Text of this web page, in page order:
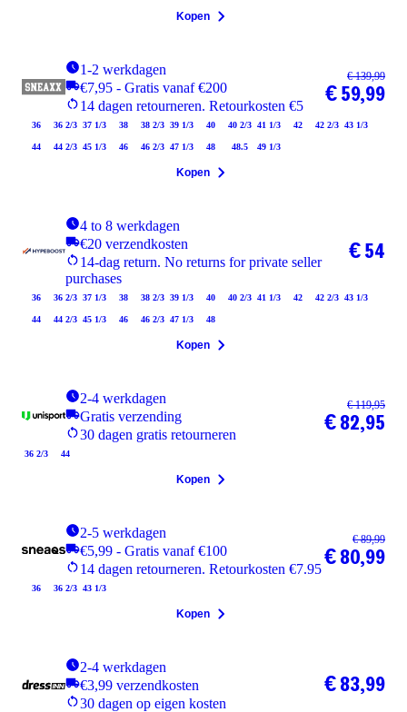
Kopen
1-2 werkdagen
€7,95 - Gratis vanaf €200
14 dagen retourneren. Retourkosten €5
36 36 2/3 37 1/3 38 38 2/3 39 1/3 40 40 2/3 41 1/3 42 42 2/3 43 1/3
44 44 2/3 45 1/3 46 46 2/3 47 1/3 48 48.5 49 1/3
€ 139,99
€ 59,99
Kopen
4 to 8 werkdagen
€20 verzendkosten
14-dag return. No returns for private seller
purchases
36 36 2/3 37 1/3 38 38 2/3 39 1/3 40 40 2/3 41 1/3 42 42 2/3 43 1/3
44 44 2/3 45 1/3 46 46 2/3 47 1/3 48
€ 54
Kopen
2-4 werkdagen
Gratis verzending
30 dagen gratis retourneren
36 2/3 44
€ 119,95
€ 82,95
Kopen
2-5 werkdagen
€5,99 - Gratis vanaf €100
14 dagen retourneren. Retourkosten €7.95
36 36 2/3 43 1/3
€ 89,99
€ 80,99
Kopen
2-4 werkdagen
€3,99 verzendkosten
30 dagen op eigen kosten
€ 83,99